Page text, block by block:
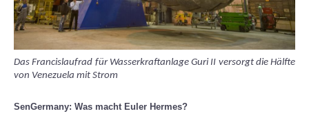
Das Francislaufrad für Wasserkraftanlage Guri II versorgt die Hälfte
von Venezuela mit Strom
SenGermany: Was macht Euler Hermes?